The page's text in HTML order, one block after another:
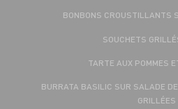
BONBONS CROUSTILLANTS
SOUCHETS
TARTE AUX POMMES
BURRATA BASILIC SUR SALADE
GRILLÉES